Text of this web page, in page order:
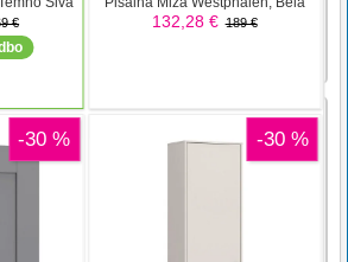
dosežete najvišje število in rezultat. Vsaka
višja številka je nov izziv. Kako visoko lahko
dosežete?
Offroad Monster Hill Truck
Get behind the wheels of offroad monster
truck of this offroad driving game. Take